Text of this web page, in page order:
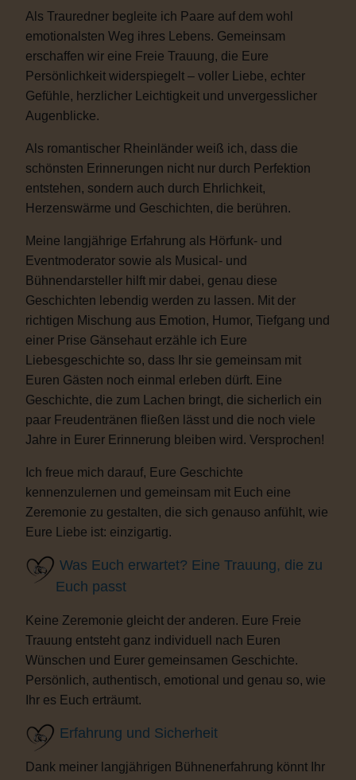
Als Trauredner begleite ich Paare auf dem wohl
emotionalsten Weg ihres Lebens. Gemeinsam
erschaffen wir eine Freie Trauung, die Eure
Persönlichkeit widerspiegelt – voller Liebe, echter
Gefühle, herzlicher Leichtigkeit und unvergesslicher
Augenblicke.
Als romantischer Rheinländer weiß ich, dass die
schönsten Erinnerungen nicht nur durch Perfektion
entstehen, sondern auch durch Ehrlichkeit,
Herzenswärme und Geschichten, die berühren.
Meine langjährige Erfahrung als Hörfunk- und
Eventmoderator sowie als Musical- und
Bühnendarsteller hilft mir dabei, genau diese
Geschichten lebendig werden zu lassen. Mit der
richtigen Mischung aus Emotion, Humor, Tiefgang und
einer Prise Gänsehaut erzähle ich Eure
Liebesgeschichte so, dass Ihr sie gemeinsam mit
Euren Gästen noch einmal erleben dürft. Eine
Geschichte, die zum Lachen bringt, die sicherlich ein
paar Freudentränen fließen lässt und die noch viele
Jahre in Eurer Erinnerung bleiben wird. Versprochen!
Ich freue mich darauf, Eure Geschichte
kennenzulernen und gemeinsam mit Euch eine
Zeremonie zu gestalten, die sich genauso anfühlt, wie
Eure Liebe ist: einzigartig.
Was Euch erwartet? Eine Trauung, die zu
Euch passt
Keine Zeremonie gleicht der anderen. Eure Freie
Trauung entsteht ganz individuell nach Euren
Wünschen und Eurer gemeinsamen Geschichte.
Persönlich, authentisch, emotional und genau so, wie
Ihr es Euch erträumt.
Erfahrung und Sicherheit
Dank meiner langjährigen Bühnenerfahrung könnt Ihr